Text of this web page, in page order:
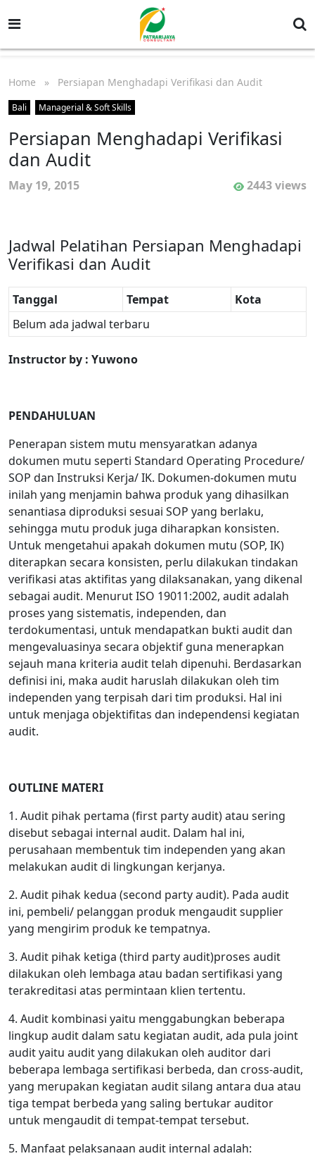
Home » Persiapan Menghadapi Verifikasi dan Audit
Bali Managerial & Soft Skills
Persiapan Menghadapi Verifikasi
dan Audit
May 19, 2015 2443 views
Jadwal Pelatihan Persiapan Menghadapi
Verifikasi dan Audit
Tanggal Tempat
Kota
Belum ada jadwal terbaru
Instructor by : Yuwono
PENDAHULUAN
Penerapan sistem mutu mensyaratkan adanya
dokumen mutu seperti Standard Operating Procedure/
SOP dan Instruksi Kerja/ IK. Dokumen-dokumen mutu
inilah yang menjamin bahwa produk yang dihasilkan
senantiasa diproduksi sesuai SOP yang berlaku,
sehingga mutu produk juga diharapkan konsisten.
Untuk mengetahui apakah dokumen mutu (SOP, IK)
diterapkan secara konsisten, perlu dilakukan tindakan
verifikasi atas aktifitas yang dilaksanakan, yang dikenal
sebagai audit. Menurut ISO 19011:2002, audit adalah
proses yang sistematis, independen, dan
terdokumentasi, untuk mendapatkan bukti audit dan
mengevaluasinya secara objektif guna menerapkan
sejauh mana kriteria audit telah dipenuhi. Berdasarkan
definisi ini, maka audit haruslah dilakukan oleh tim
independen yang terpisah dari tim produksi. Hal ini
untuk menjaga objektifitas dan independensi kegiatan
audit.
OUTLINE MATERI
1. Audit pihak pertama (first party audit) atau sering
disebut sebagai internal audit. Dalam hal ini,
perusahaan membentuk tim independen yang akan
melakukan audit di lingkungan kerjanya.
2. Audit pihak kedua (second party audit). Pada audit
ini, pembeli/ pelanggan produk mengaudit supplier
yang mengirim produk ke tempatnya.
3. Audit pihak ketiga (third party audit)proses audit
dilakukan oleh lembaga atau badan sertifikasi yang
terakreditasi atas permintaan klien tertentu.
4. Audit kombinasi yaitu menggabungkan beberapa
lingkup audit dalam satu kegiatan audit, ada pula joint
audit yaitu audit yang dilakukan oleh auditor dari
beberapa lembaga sertifikasi berbeda, dan cross-audit,
yang merupakan kegiatan audit silang antara dua atau
tiga tempat berbeda yang saling bertukar auditor
untuk mengaudit di tempat-tempat tersebut.
5. Manfaat pelaksanaan audit internal adalah: